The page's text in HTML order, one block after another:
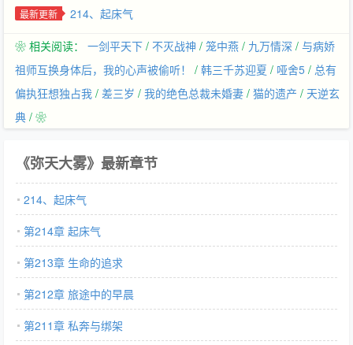
了。 ↑以作者的属性，这怎么可能只是一个机甲文呢╮(╯_╰)╭
主角：温栾、赛路斯┃其它：黑暗议会，教廷，未来，圣战，机甲
最新更新 214、起床气
❀ 相关阅读： 一剑平天下 / 不灭战神 / 笼中燕 / 九万情深 / 与病娇
祖师互换身体后，我的心声被偷听！
/ 韩三千苏迎夏 / 哑舍5 / 总有
偏执狂想独占我 / 差三岁 / 我的绝色总裁未婚妻 / 猫的遗产 / 天逆玄
典 / ❀
《弥天大雾》最新章节
214、起床气
第214章 起床气
第213章 生命的追求
第212章 旅途中的早晨
第211章 私奔与绑架